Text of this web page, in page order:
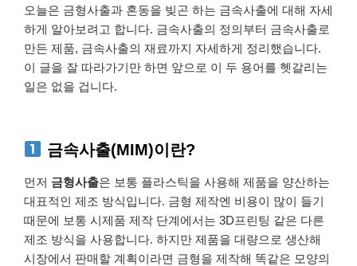
오늘은 금형사출과 혼동을 빚곤 하는 금속사출에 대해 자세
하게 알아보려고 합니다. 금속사출의 정의부터 금속사출로
만든 제품, 금속사출의 재료까지 자세하게 정리했습니다.
이 글을 잘 따라가기만 하면 앞으로 이 두 용어를 헷갈리는
일은 없을 겁니다.
금속사출(MIM)이란?
먼저 금형사출은 보통 플라스틱을 사용해 제품을 양산하는
대표적인 제조 방식입니다. 금형 제작엔 비용이 많이 들기
때문에 보통 시제품 제작 단계에서는 3D프린팅 같은 다른
제조 방식을 사용합니다. 하지만 제품을 대량으로 생산해
시장에서 판매할 계획이라면 금형을 제작해 똑같은 모양의